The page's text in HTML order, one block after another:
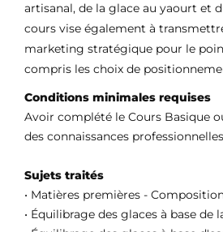
artisanal, de la glace au yaourt et
cours vise également à
marketing stratégique pour le
compris les choix de
Conditions minimales requises
Avoir complété le Cours Basique
des connaissances
Sujets traités
• Matières premières -
• Équilibrage des glaces à base de